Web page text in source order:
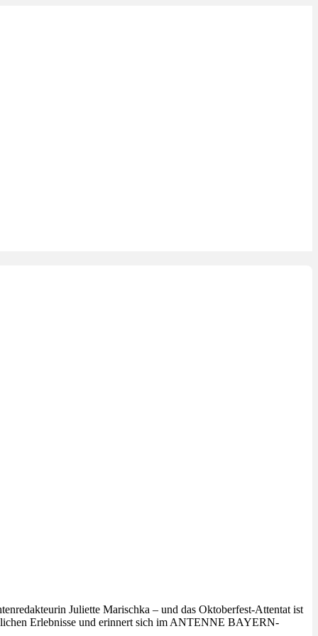
Juliette Marischka – und das Oktoberfest-Attentat ist
Erlebnisse und erinnert sich im ANTENNE BAYERN-